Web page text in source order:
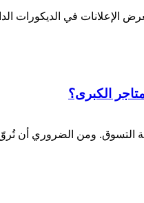
الإعلانات في الديكورات
الكبرى؟
التسوق. ومن الضروري أن